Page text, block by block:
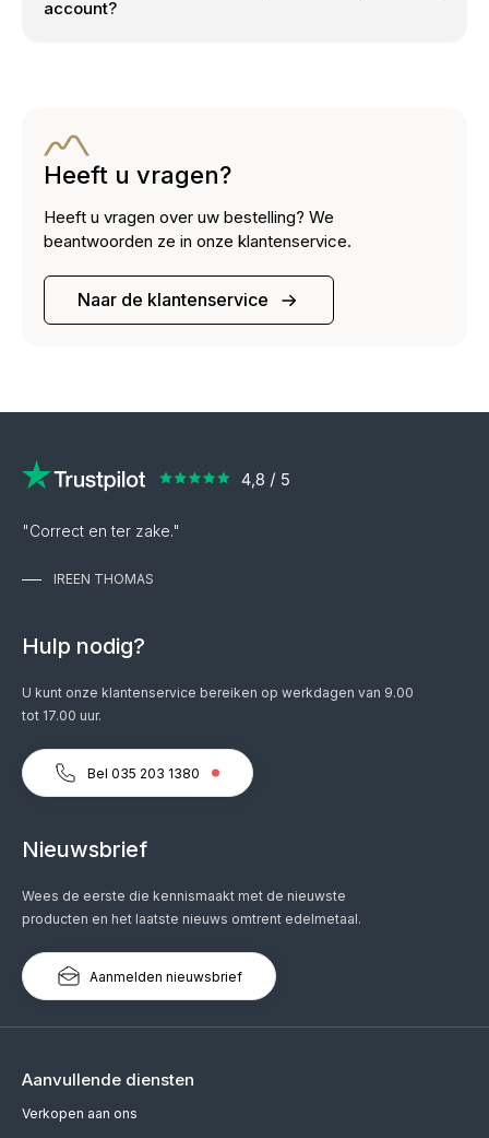
account?
Heeft u vragen?
Heeft u vragen over uw bestelling? We
beantwoorden ze in onze klantenservice.
Naar de klantenservice
"Correct en ter zake."
IREEN THOMAS
Hulp nodig?
U kunt onze klantenservice bereiken op werkdagen van 9.00
tot 17.00 uur.
Bel 035 203 1380
Nieuwsbrief
Wees de eerste die kennismaakt met de nieuwste
producten en het laatste nieuws omtrent edelmetaal.
Aanmelden nieuwsbrief
Aanvullende diensten
Verkopen aan ons